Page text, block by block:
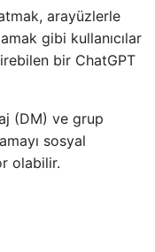
arayüzlerle
gibi kullanıcılar
bir ChatGPT
(DM) ve grup
sosyal
olabilir.